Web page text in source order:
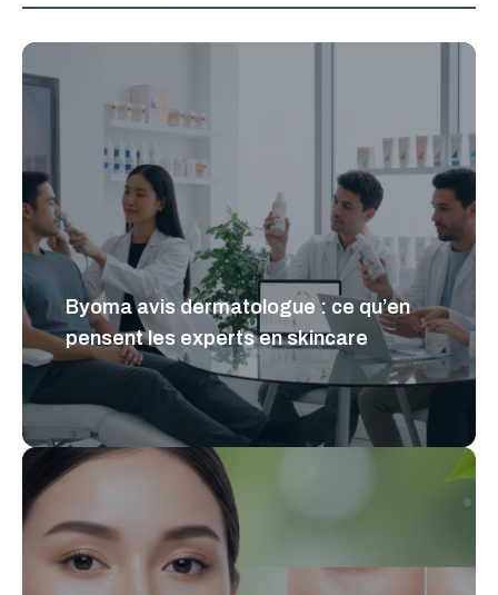
Byoma avis dermatologue : ce qu’en
pensent les experts en skincare